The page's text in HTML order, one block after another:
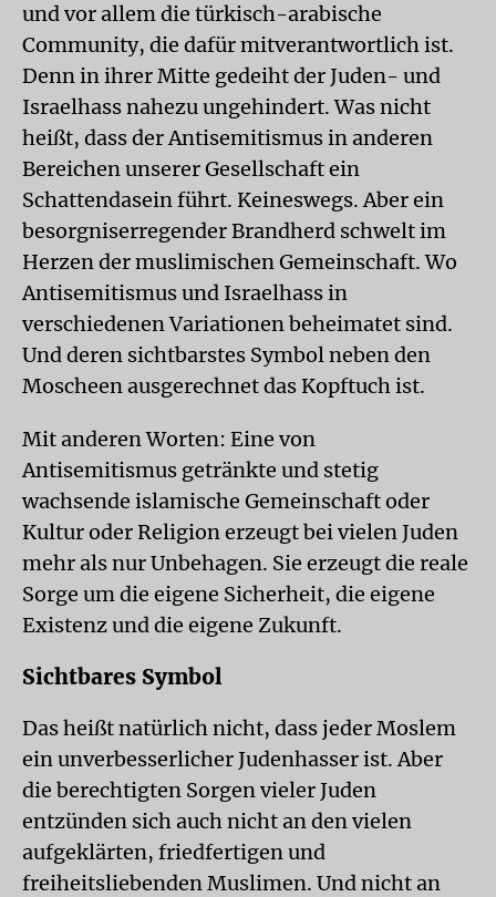
und vor allem die türkisch-arabische
Community, die dafür mitverantwortlich ist.
Denn in ihrer Mitte gedeiht der Juden- und
Israelhass nahezu ungehindert. Was nicht
heißt, dass der Antisemitismus in anderen
Bereichen unserer Gesellschaft ein
Schattendasein führt. Keineswegs. Aber ein
besorgniserregender Brandherd schwelt im
Herzen der muslimischen Gemeinschaft. Wo
Antisemitismus und Israelhass in
verschiedenen Variationen beheimatet sind.
Und deren sichtbarstes Symbol neben den
Moscheen ausgerechnet das Kopftuch ist.
Mit anderen Worten: Eine von
Antisemitismus getränkte und stetig
wachsende islamische Gemeinschaft oder
Kultur oder Religion erzeugt bei vielen Juden
mehr als nur Unbehagen. Sie erzeugt die reale
Sorge um die eigene Sicherheit, die eigene
Existenz und die eigene Zukunft.
Sichtbares Symbol
Das heißt natürlich nicht, dass jeder Moslem
ein unverbesserlicher Judenhasser ist. Aber
die berechtigten Sorgen vieler Juden
entzünden sich auch nicht an den vielen
aufgeklärten, friedfertigen und
freiheitsliebenden Muslimen. Und nicht an